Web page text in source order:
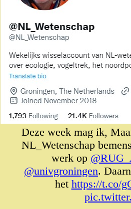
Deze week mag ik,
NL_Wetenschap
werk op
@univgroningen.
het https://t.co/